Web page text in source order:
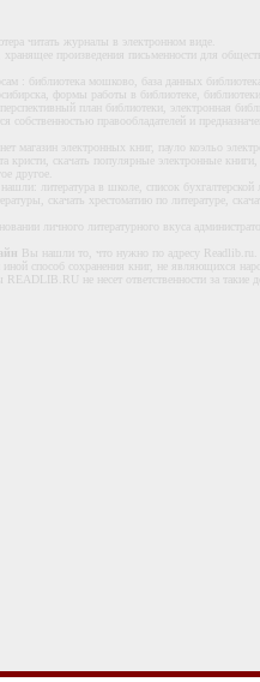
читать журналы в электронном виде.
произведения письменности для
библиотека мошково, база данных библиотека,
формы работы в библиотеке,
план библиотеки, электронная
собственностью правообладателей и
электронных книг, пауло коэльо
кристи, скачать популярные электронные книги,
другое.
литература в школе, список бухгалтерской
скачать хрестоматию по литературе,
личного литературного вкуса
Вы нашли то, что нужно по адресу Readlib.ru.
способ сохранения книг, не являющихся
не несет ответственности за такие